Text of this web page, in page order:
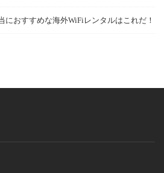
におすすめな海外WiFiレンタルはこれだ！